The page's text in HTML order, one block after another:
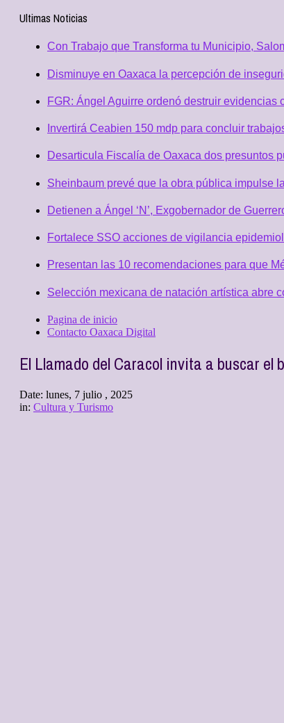
Ultimas Noticias
Con Trabajo que Transforma tu Municipio,
Disminuye en Oaxaca la percepción de
FGR: Ángel Aguirre ordenó destruir evidencias
Invertirá Ceabien 150 mdp para concluir
Desarticula Fiscalía de Oaxaca dos presuntos
Sheinbaum prevé que la obra pública impulse
Detienen a Ángel ‘N’, Exgobernador de
Fortalece SSO acciones de vigilancia
Presentan las 10 recomendaciones para que
Selección mexicana de natación artística abre
Pagina de inicio
Contacto Oaxaca Digital
El Llamado del Caracol invita a buscar
Date: lunes, 7 julio , 2025
in: Cultura y Turismo